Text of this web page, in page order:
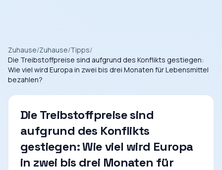
Zuhause/Zuhause/Tipps/
Die Treibstoffpreise sind aufgrund des Konflikts gestiegen:
Wie viel wird Europa in zwei bis drei Monaten für Lebensmittel
bezahlen?
Die Treibstoffpreise sind
aufgrund des Konflikts
gestiegen: Wie viel wird Europa
in zwei bis drei Monaten für